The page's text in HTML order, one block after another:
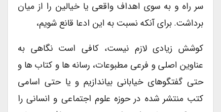
سر راه و به سوی اهداف واقعی یا خیالین را از میان
برداشت. برای آنکه نسبت به این ادعا قانع شویم،
کوشش زیادی لازم نیست، کافی است نگاهی به
عناوین اصلی و فرعی مطبوعات، رسانه ها و کتاب ها و
حتی گفتگوهای خیابانی بیاندازیم و یا حتی اسامی
کتب منتشر شده در حوزه علوم اجتماعی و انسانی را